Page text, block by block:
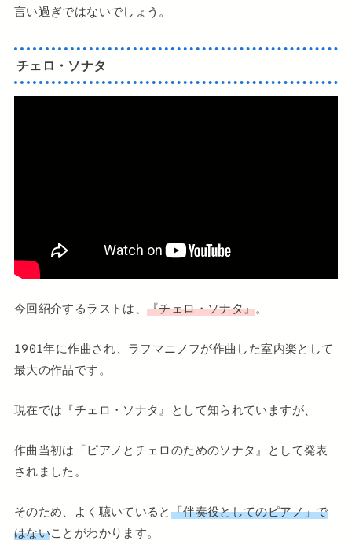
言い過ぎではないでしょう。
チェロ・ソナタ
今回紹介するラストは、『チェロ・ソナタ』。
1901年に作曲され、ラフマニノフが作曲した室内楽として
最大の作品です。
現在では『チェロ・ソナタ』として知られていますが、
作曲当初は「ピアノとチェロのためのソナタ』として発表
されました。
そのため、よく聴いていると「伴奏役としてのピアノ」で
はないことがわかります。